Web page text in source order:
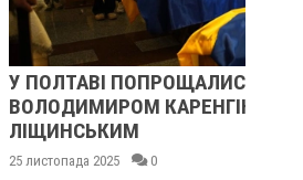
ІЗ ВІЙСЬКОВИМИ
ТА ОЛЕГОМ